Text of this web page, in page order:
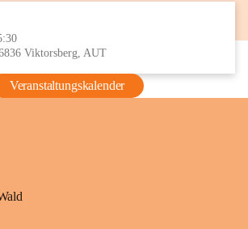
Viktorsberg, AUT
Veranstaltungskalender